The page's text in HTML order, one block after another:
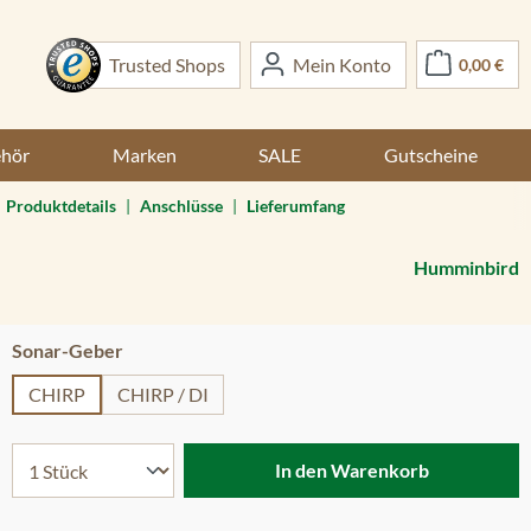
Trusted Shops Mein Konto 0,00 €
Marken SALE Gutscheine
Produktdetails | Anschlüsse | Lieferumfang
Humminbird
Sonar-Geberauswählen
CHIRP
CHIRP / DI
In den Warenkorb